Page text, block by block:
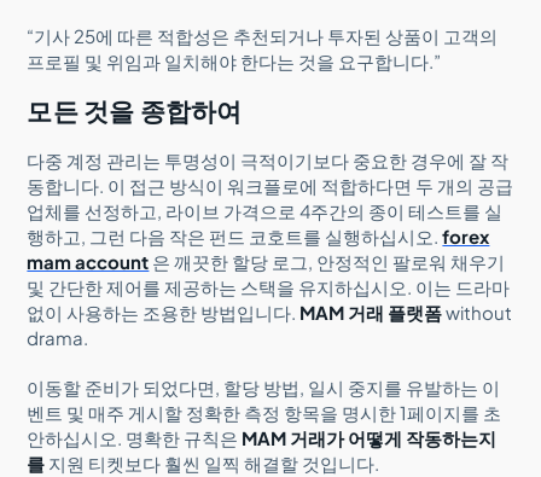
“기사 25에 따른 적합성은 추천되거나 투자된 상품이 고객의
프로필 및 위임과 일치해야 한다는 것을 요구합니다.”
모든 것을 종합하여
다중 계정 관리는 투명성이 극적이기보다 중요한 경우에 잘 작
동합니다. 이 접근 방식이 워크플로에 적합하다면 두 개의 공급
업체를 선정하고, 라이브 가격으로 4주간의 종이 테스트를 실
행하고, 그런 다음 작은 펀드 코호트를 실행하십시오.forex
mam account 은 깨끗한 할당 로그, 안정적인 팔로워 채우기
및 간단한 제어를 제공하는 스택을 유지하십시오. 이는 드라마
없이 사용하는 조용한 방법입니다. MAM 거래 플랫폼without
drama.
이동할 준비가 되었다면, 할당 방법, 일시 중지를 유발하는 이
벤트 및 매주 게시할 정확한 측정 항목을 명시한 1페이지를 초
안하십시오. 명확한 규칙은 MAM 거래가 어떻게 작동하는지
를 지원 티켓보다 훨씬 일찍 해결할 것입니다.